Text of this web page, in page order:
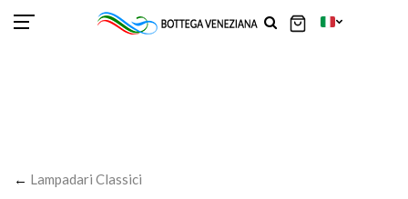
← Lampadari Classici